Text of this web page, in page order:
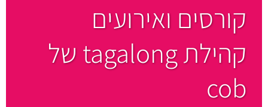
קורסים ואירועים
קהילת tagalong של
cob